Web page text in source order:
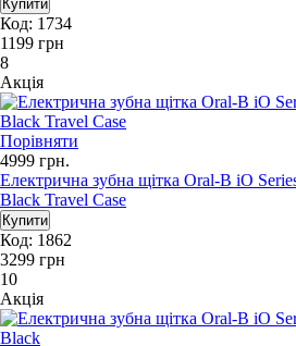
Код: 1734
1199 грн
8
Акція
Порівняти
4999 грн.
Електрична зубна щітка Oral-B iO
Black Travel Case
Код: 1862
3299 грн
10
Акція